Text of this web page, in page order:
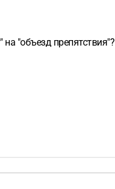
"объезд препятствия"?